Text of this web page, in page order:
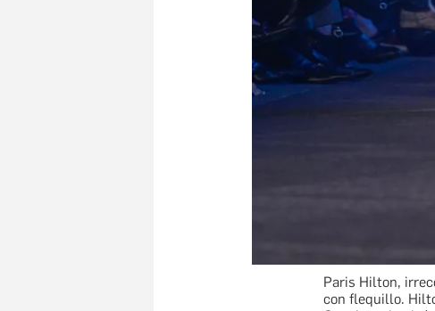
Paris Hilton,
con flequillo.